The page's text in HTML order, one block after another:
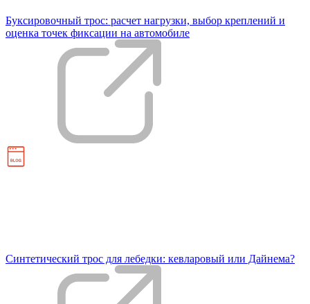
Буксировочный трос: расчет нагрузки, выбор креплений и
оценка точек фиксации на автомобиле
Синтетический трос для лебедки: кевларовый или Дайнема?